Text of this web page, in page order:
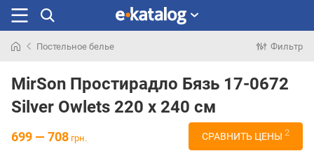
раньше
Постельное белье Фильтр
MirSon Простирадло Бязь 17-0672
Silver Owlets 220 х 240 см
699 — 708 грн. СРАВНИТЬ ЦЕНЫ 2